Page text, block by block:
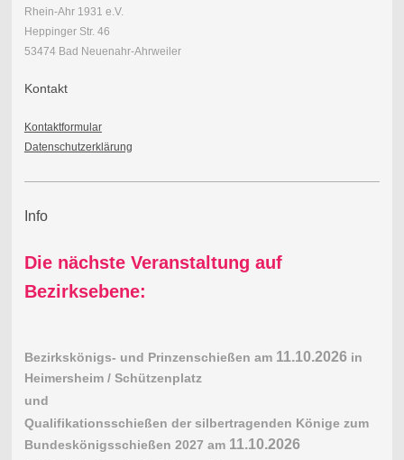
Rhein-Ahr 1931 e.V.
Heppinger Str. 46
53474 Bad Neuenahr-Ahrweiler
Kontakt
Kontaktformular
Datenschutzerklärung
Info
Die nächste Veranstaltung auf
Bezirksebene:
Bezirkskönigs- und Prinzenschießen am 11.10.2026 in
Heimersheim / Schützenplatz
und
Qualifikationsschießen der silbertragenden Könige zum
Bundeskönigsschießen 2027 am 11.10.2026